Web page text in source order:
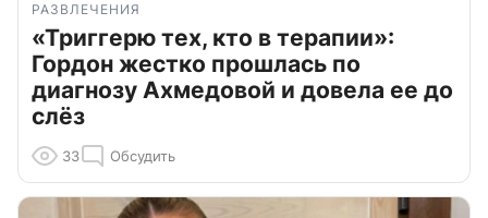
РАЗВЛЕЧЕНИЯ
«Триггерю тех, кто в терапии»:
Гордон жестко прошлась по
диагнозу Ахмедовой и довела ее до
слёз
33 Обсудить